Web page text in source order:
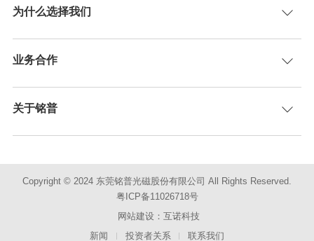
为什么选择我们
业务合作
关于铭普
Copyright © 2024 东莞铭普光磁股份有限公司 All Rights Reserved.
粤ICP备11026718号
网站建设：互诺科技
新闻
投资者关系 联系我们